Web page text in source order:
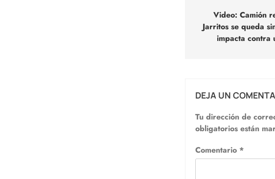
entradas
Video: Camión
Jarritos se queda
impacta contra
DEJA UN
Tu dirección de
obligatorios están
Comentario *